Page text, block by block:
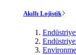
Akıllı Lojistik